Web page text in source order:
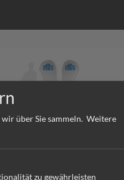
(189 cm) | beidseitig
über Sie sammeln. Weitere
zu gewährleisten